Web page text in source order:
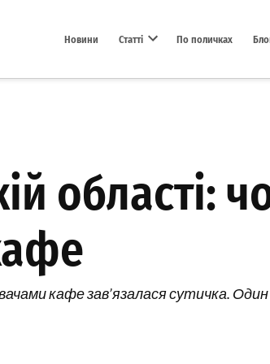
Новини Статті По поличках
області:
кафе зав’язалася сутичка.